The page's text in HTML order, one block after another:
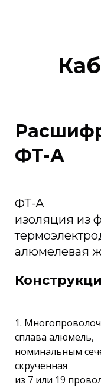
ФТ-А
ФТ-А
изоляция из
алюмелевая
1.
сплава алюмель,
номинальным
скрученная
из 7 или 19